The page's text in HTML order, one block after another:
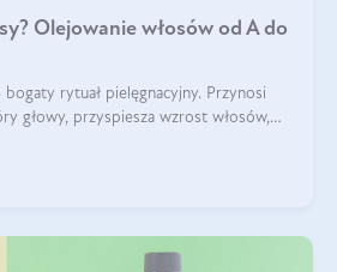
Olejowanie włosów od A do
rytuał pielęgnacyjny. Przynosi
głowy, przyspiesza wzrost włosów,